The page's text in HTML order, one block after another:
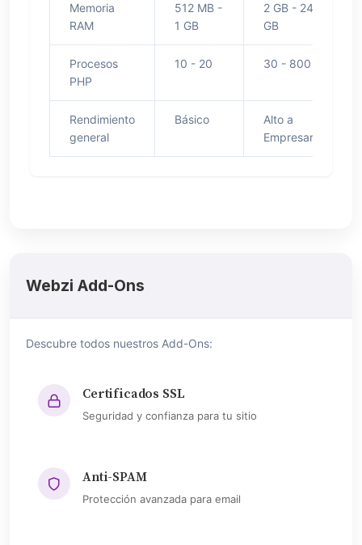
Memoria
RAM
512 MB -
1 GB
2 GB - 24
GB
Procesos
PHP
10 - 20 30 - 800
Rendimiento
general
Básico
Alto a
Empresarial
Webzi Add-Ons
Descubre todos nuestros Add-Ons:
Certificados SSL
Seguridad y confianza para tu sitio
Anti-SPAM
Protección avanzada para email